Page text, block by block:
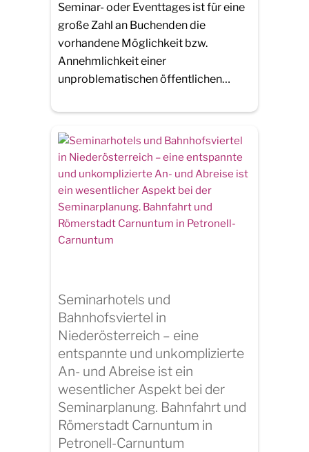
Seminar- oder Eventtages ist für eine
große Zahl an Buchenden die
vorhandene Möglichkeit bzw.
Annehmlichkeit einer
unproblematischen öffentlichen…
Seminarhotels und
Bahnhofsviertel in
Niederösterreich – eine
entspannte und unkomplizierte
An- und Abreise ist ein
wesentlicher Aspekt bei der
Seminarplanung. Bahnfahrt und
Römerstadt Carnuntum in
Petronell-Carnuntum